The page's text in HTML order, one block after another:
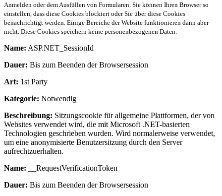
Anmelden oder dem Ausfüllen von Formularen. Sie können Ihren Browser so
einstellen, dass diese Cookies blockiert oder Sie über diese Cookies
benachrichtigt werden. Einige Bereiche der Website funktionieren dann aber
nicht. Diese Cookies speichern keine personenbezogenen Daten.
Name: ASP.NET_SessionId
Dauer: Bis zum Beenden der Browsersession
Art: 1st Party
Kategorie: Notwendig
Beschreibung: Sitzungscookie für allgemeine Plattformen, der von
Websites verwendet wird, die mit Microsoft .NET-basierten
Technologien geschrieben wurden. Wird normalerweise verwendet,
um eine anonymisierte Benutzersitzung durch den Server
aufrechtzuerhalten.
Name: __RequestVerificationToken
Dauer: Bis zum Beenden der Browsersession